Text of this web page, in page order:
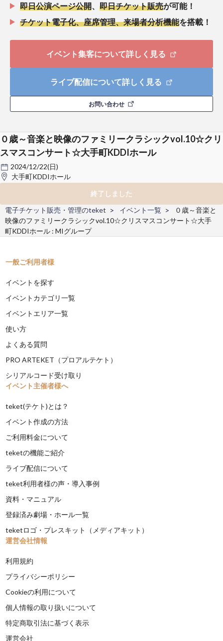
即日公演ページ公開
即日チケット販売が可能！
チケット電子化、座席管理、来場者分析機能を搭載！
イベント集客について詳しく見る
ライブ配信について詳しく見る
お問い合わせ
０歳～音楽と映像のファミリークラシックvol.10☆クリ
スマスコンサート☆大手町KDDIホール
2024/12/22(日)
大手町KDDIホール
終了しました
電子チケット販売・管理のteket
イベント一覧
０歳～音楽と
映像のファミリークラシックvol.10☆クリスマスコンサート☆大手
町KDDIホール : MIグループ
一般ご利用者様
イベントを探す
イベントカテゴリ一覧
イベントエリア一覧
使い方
よくある質問
PRO ARTEKET（プロアルテケト）
シリアルコード受け取り
イベント主催者様へ
teket(テケト)とは？
イベント作成の方法
ご利用料金について
teketの機能ご紹介
ライブ配信について
teket利用者様の声・導入事例
資料・マニュアル
登録済み劇場・ホール一覧
teketロゴ・プレスキット（メディアキット）
運営会社情報
利用規約
プライバシーポリシー
Cookieの利用について
個人情報の取り扱いについて
特定商取引法に基づく表示
運営会社